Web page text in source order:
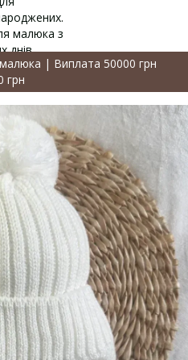
| Виплата 50000 грн
грн